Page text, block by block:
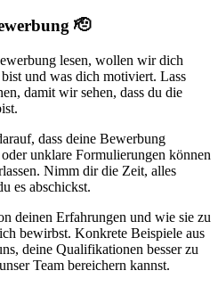
🫡
lesen, wollen wir dich
und was dich motiviert. Lass
damit wir sehen, dass du die
dass deine Bewerbung
unklare Formulierungen können
Nimm dir die Zeit, alles
es abschickst.
deinen Erfahrungen und wie sie zu
bewirbst. Konkrete Beispiele aus
deine Qualifikationen besser zu
Team bereichern kannst.